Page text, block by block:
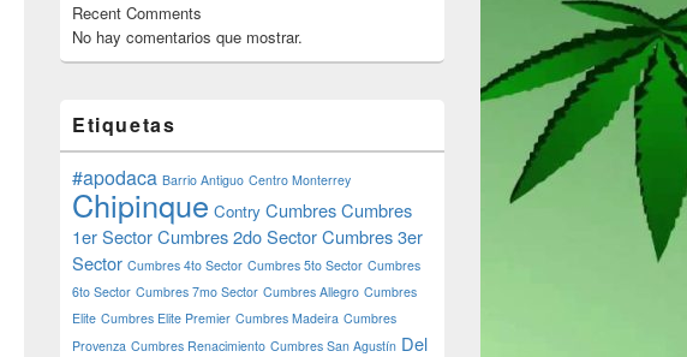
Recent Comments
No hay comentarios que mostrar.
Etiquetas
#apodaca Barrio Antiguo Centro Monterrey
Chipinque Contry CumbresCumbres
1er SectorCumbres 2do SectorCumbres 3er
Sector Cumbres 4to Sector Cumbres 5to Sector Cumbres
6to Sector Cumbres 7mo Sector Cumbres Allegro Cumbres
Elite Cumbres Elite Premier Cumbres Madeira Cumbres
Provenza Cumbres Renacimiento Cumbres San Agustín Del